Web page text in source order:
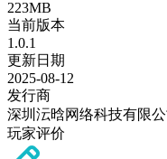
223MB
当前版本
1.0.1
更新日期
2025-08-12
发行商
深圳沄晗网络科技有限公
玩家评价